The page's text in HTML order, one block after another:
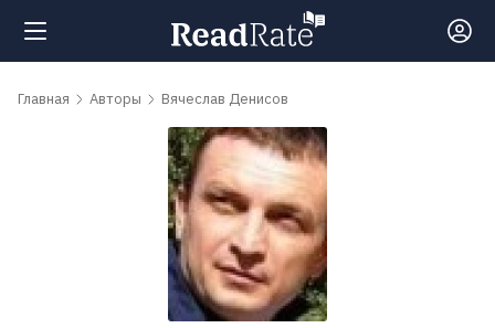
Поиск
Главная Авторы Вячеслав Денисов